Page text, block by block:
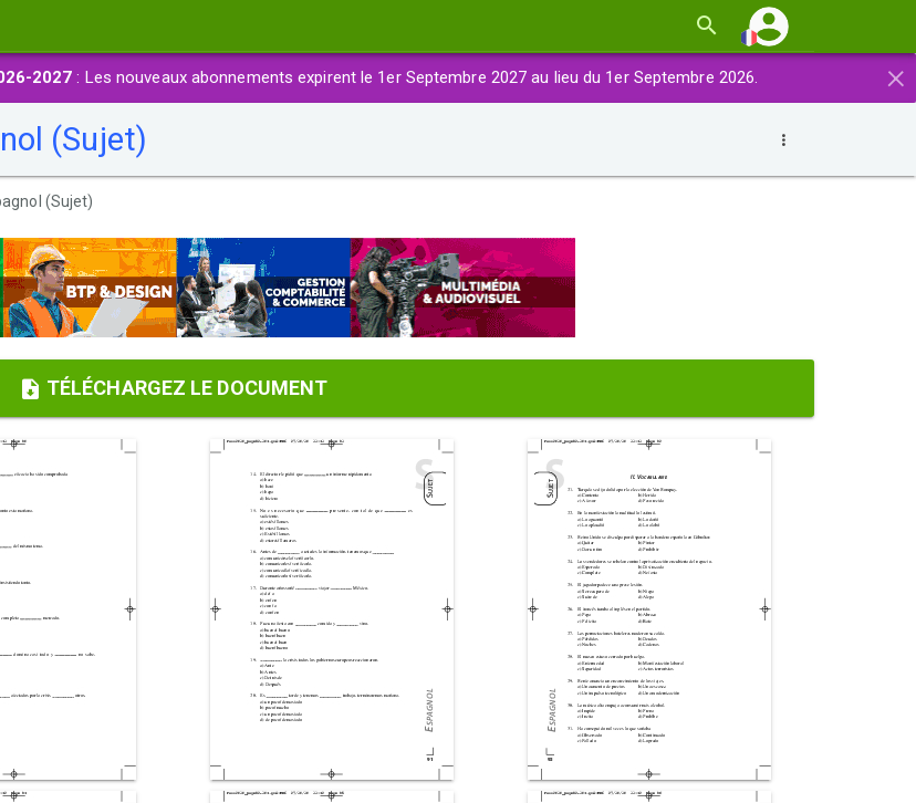
×
2027 : Les nouveaux abonnements expirent le 1er Septembre 2027 au lieu du 1er Septembre 2026.
(Sujet)
(Sujet)
TÉLÉCHARGEZ LE DOCUMENT